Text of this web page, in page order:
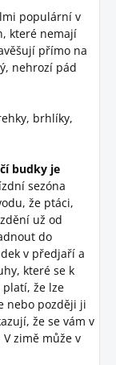
populární v
které nemají
přímo na
nehrozí pád
brhlíky,
budky je
sezóna
že ptáci,
už od
do
v předjaří a
které se k
platí, že lze
nebo později ji
že se vám v
zimě může v